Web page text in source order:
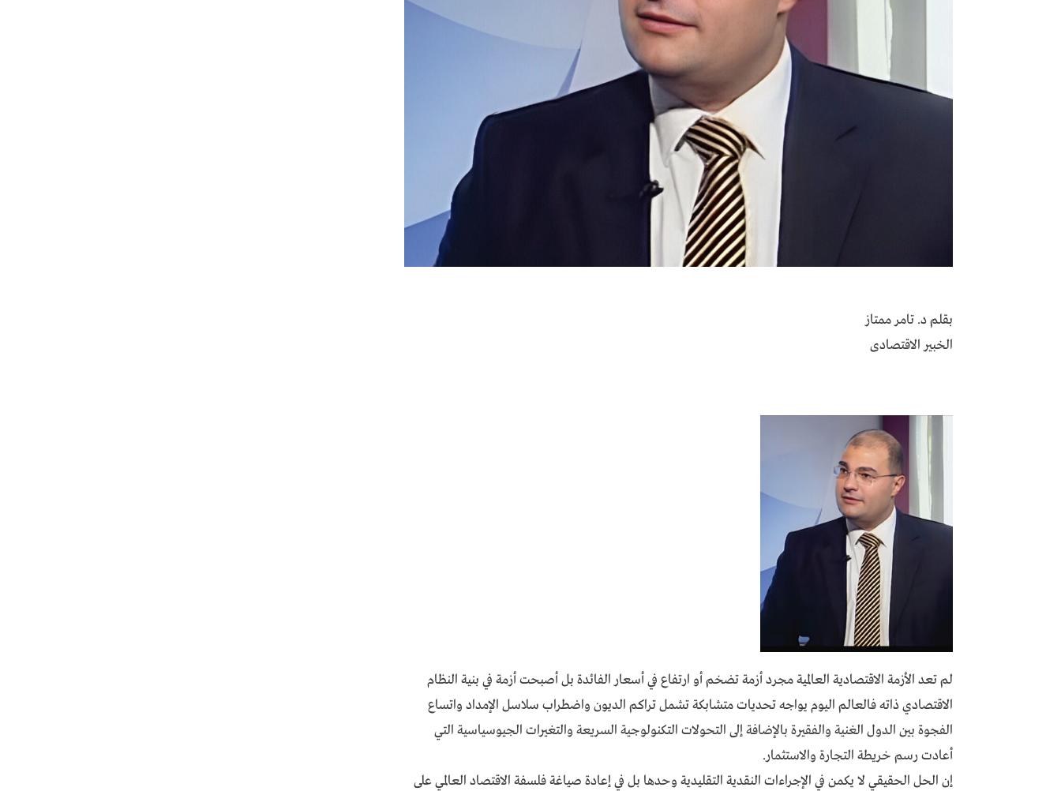
بقلم د. تامر ممتاز
الخبير الاقتصادى
لم تعد الأزمة الاقتصادية العالمية مجرد أزمة تضخم أو ارتفاع في أسعار الفائدة بل أصبحت أزمة في بنية النظام
الاقتصادي ذاته فالعالم اليوم يواجه تحديات متشابكة تشمل تراكم الديون واضطراب سلاسل الإمداد واتساع
الفجوة بين الدول الغنية والفقيرة بالإضافة إلى التحولات التكنولوجية السريعة والتغيرات الجيوسياسية التي
أعادت رسم خريطة التجارة والاستثمار.
إن الحل الحقيقي لا يكمن في الإجراءات النقدية التقليدية وحدها بل في إعادة صياغة فلسفة الاقتصاد العالمي على